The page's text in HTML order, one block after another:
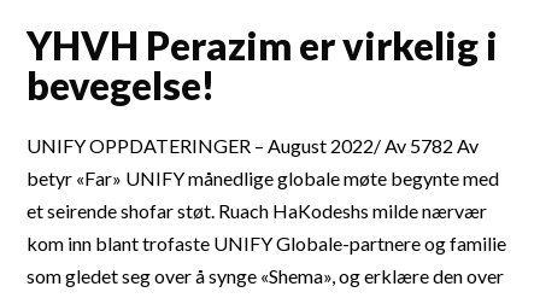
YHVH Perazim er virkelig i
bevegelse!
UNIFY OPPDATERINGER – August 2022/ Av 5782 Av
betyr «Far» UNIFY månedlige globale møte begynte med
et seirende shofar støt. Ruach HaKodeshs milde nærvær
kom inn blant trofaste UNIFY Globale-partnere og familie
som gledet seg over å synge «Shema», og erklære den over